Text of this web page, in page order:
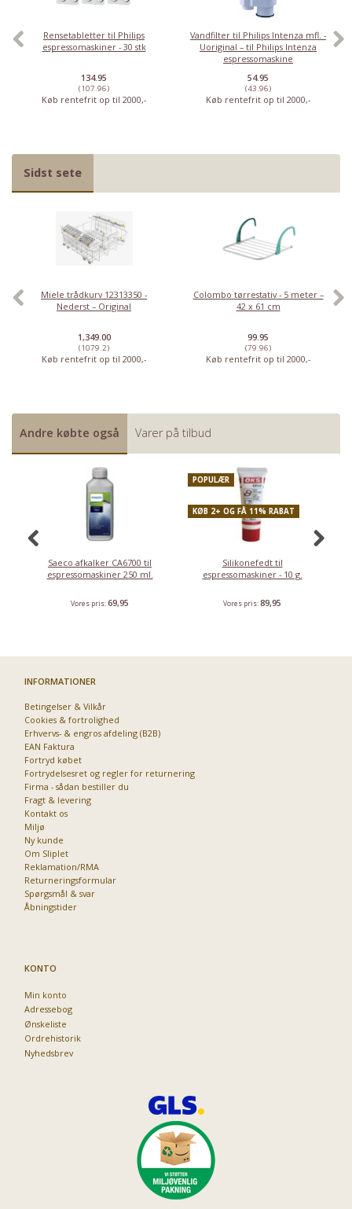
Rensetabletter til Philips
espressomaskiner - 30 stk
134.95
(107.96)
Køb rentefrit op til 2000,-
Vandfilter til Philips Intenza mfl. -
Uoriginal – til Philips Intenza
espressomaskine
54.95
(43.96)
Køb rentefrit op til 2000,-
Sidst sete
Miele trådkurv 12313350 -
Nederst – Original
1,349.00
(1079.2)
Køb rentefrit op til 2000,-
Colombo tørrestativ - 5 meter –
42 x 61 cm
99.95
(79.96)
Køb rentefrit op til 2000,-
Andre købte også Varer på tilbud
Saeco afkalker CA6700 til
espressomaskiner 250 ml.
Vores pris:69,95
POPULÆR
KØB 2+ OG FÅ 11% RABAT
Silikonefedt til
espressomaskiner - 10 g.
Vores pris:89,95
INFORMATIONER
Betingelser & Vilkår
Cookies & fortrolighed
Erhvervs- & engros afdeling (B2B)
EAN Faktura
Fortryd købet
Fortrydelsesret og regler for returnering
Firma - sådan bestiller du
Fragt & levering
Kontakt os
Miljø
Ny kunde
Om Sliplet
Reklamation/RMA
Returneringsformular
Spørgsmål & svar
Åbningstider
KONTO
Min konto
Adressebog
Ønskeliste
Ordrehistorik
Nyhedsbrev